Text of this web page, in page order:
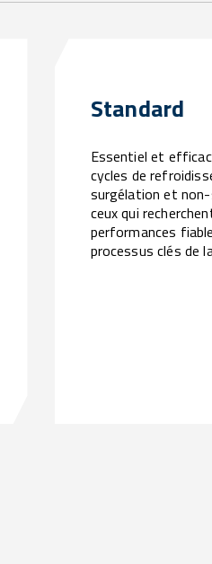
Standard
Essentiel et
cycles de
surgélation et non-
ceux qui
performances
processus clés de